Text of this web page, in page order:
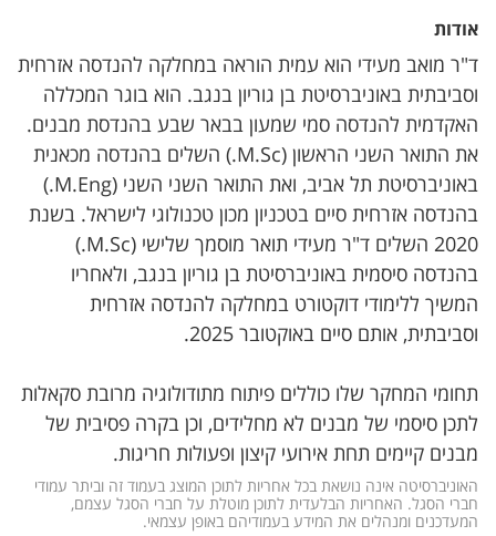
אודות
ד"ר מואב מעידי הוא עמית הוראה במחלקה להנדסה אזרחית
וסביבתית באוניברסיטת בן גוריון בנגב. הוא בוגר המכללה
האקדמית להנדסה סמי שמעון בבאר שבע בהנדסת מבנים.
את התואר השני הראשון (M.Sc.) השלים בהנדסה מכאנית
באוניברסיטת תל אביב, ואת התואר השני השני (M.Eng.)
בהנדסה אזרחית סיים בטכניון מכון טכנולוגי לישראל. בשנת
2020 השלים ד"ר מעידי תואר מוסמך שלישי (M.Sc.)
בהנדסה סיסמית באוניברסיטת בן גוריון בנגב, ולאחריו
המשיך ללימודי דוקטורט במחלקה להנדסה אזרחית
וסביבתית, אותם סיים באוקטובר 2025.
תחומי המחקר שלו כוללים פיתוח מתודולוגיה מרובת סקאלות
לתכן סיסמי של מבנים לא מחלידים, וכן בקרה פסיבית של
מבנים קיימים תחת אירועי קיצון ופעולות חריגות.
האוניברסיטה אינה נושאת בכל אחריות לתוכן המוצג בעמוד זה וביתר עמודי
חברי הסגל. האחריות הבלעדית לתוכן מוטלת על חברי הסגל עצמם,
המעדכנים ומנהלים את המידע בעמודיהם באופן עצמאי.